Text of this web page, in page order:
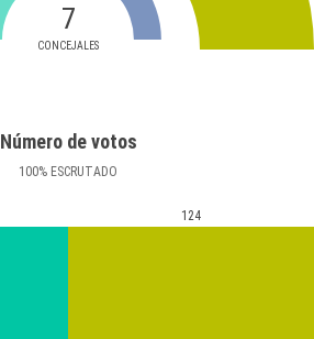
7
CONCEJALES
Número de votos
100% ESCRUTADO
124